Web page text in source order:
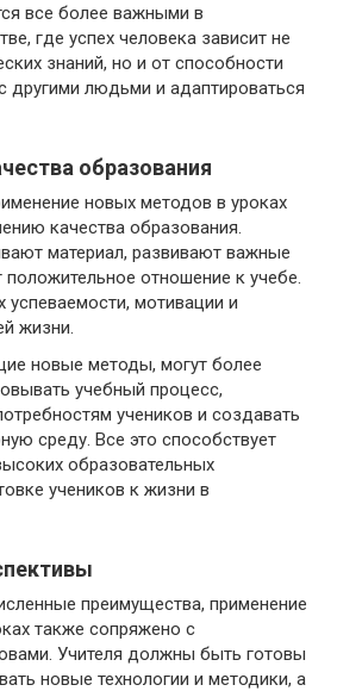
все более важными в
где успех человека зависит не
знаний, но и от способности
другими людьми и адаптироваться
образования
новых методов в уроках
качества образования.
материал, развивают важные
отношение к учебе.
успеваемости, мотивации и
жизни.
новые методы, могут более
учебный процесс,
учеников и создавать
среду. Все это способствует
образовательных
учеников к жизни в
преимущества, применение
также сопряжено с
Учителя должны быть готовы
новые технологии и методики, а